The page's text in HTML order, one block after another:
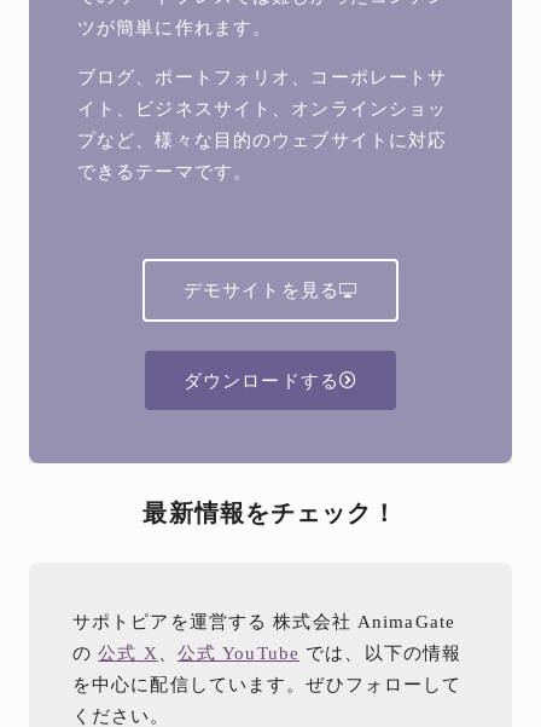
ツが簡単に作れます。
ブログ、ポートフォリオ、コーポレートサ
イト、ビジネスサイト、オンラインショッ
プなど、様々な目的のウェブサイトに対応
できるテーマです。
デモサイトを見る
ダウンロードする
最新情報をチェック！
サポトピアを運営する 株式会社 AnimaGate
の公式 X 公式 YouTube では、以下の情報
を中心に配信しています。ぜひフォローして
ください。